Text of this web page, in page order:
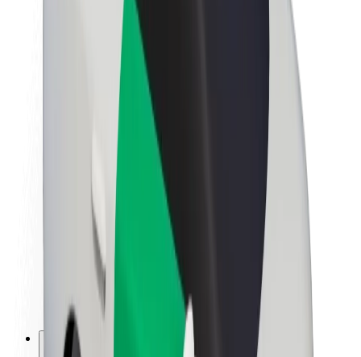
Bolt haqqında
Bolt-da davamlılıq
Project Zero
Xəbər otağı
Brend təlimatları
İnvestorlarla əlaqələr
Rəhbərlik
Brend
Media
Urban Fondu
Təhlükəsizlik